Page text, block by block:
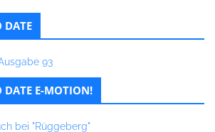
DATE
93
DATE E-MOTION!
bei "Rüggeberg"